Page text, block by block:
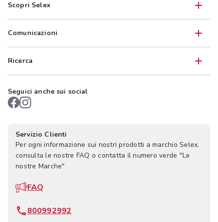
Scopri Selex
Comunicazioni
Ricerca
Seguici anche sui social
Servizio Clienti
Per ogni informazione sui nostri prodotti a marchio Selex,
consulta le nostre FAQ o contatta il numero verde "Le
nostre Marche"
FAQ
800992992